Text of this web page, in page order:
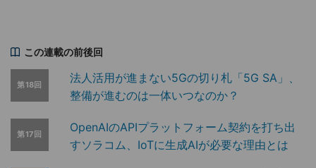
この連載の前後回
第18回
法人活用が進まない5Gの切り札「5G SA」、
整備が進むのは一体いつなのか？
第17回
OpenAIのAPIプラットフォーム契約を打ち出
すソラコム、IoTに生成AIが必要な理由とは